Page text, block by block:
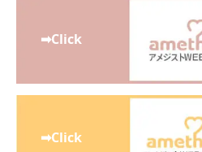
➡Click
➡Click